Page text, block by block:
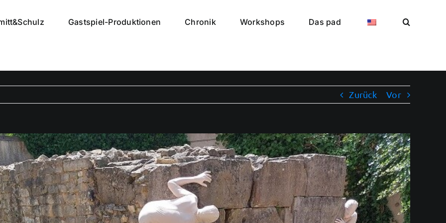
Gastspiel-Produktionen Chronik Workshops Das pad
Zurück Vor